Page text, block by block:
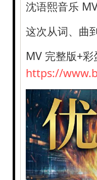
沈语熙音乐
这次从词、曲
MV 完整版+彩
https://